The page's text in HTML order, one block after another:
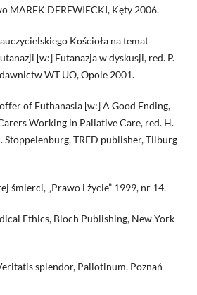
MAREK DEREWIECKI, Kęty 2006.
Kościoła na temat
[w:] Eutanazja w dyskusji, red. P.
WT UO, Opole 2001.
of Euthanasia [w:] A Good Ending,
Working in Paliative Care, red. H.
Stoppelenburg, TRED publisher, Tilburg
śmierci, „Prawo i życie” 1999, nr 14.
Ethics, Bloch Publishing, New York
splendor, Pallotinum, Poznań